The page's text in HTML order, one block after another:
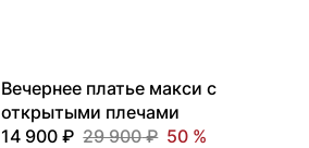
Вечернее платье макси с
открытыми плечами
14 900
29 900 50